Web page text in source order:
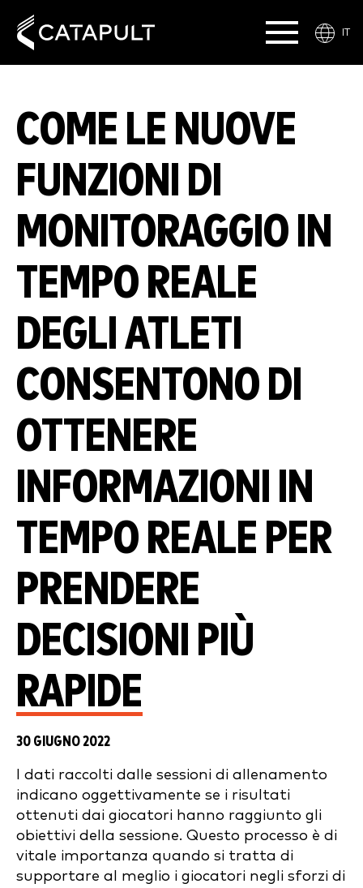
IT
COME LE NUOVE
FUNZIONI DI
MONITORAGGIO IN
TEMPO REALE
DEGLI ATLETI
CONSENTONO DI
OTTENERE
INFORMAZIONI IN
TEMPO REALE PER
PRENDERE
DECISIONI PIÙ
RAPIDE
30 GIUGNO 2022
I dati raccolti dalle sessioni di allenamento
indicano oggettivamente se i risultati
ottenuti dai giocatori hanno raggiunto gli
obiettivi della sessione. Questo processo è di
vitale importanza quando si tratta di
supportare al meglio i giocatori negli sforzi di